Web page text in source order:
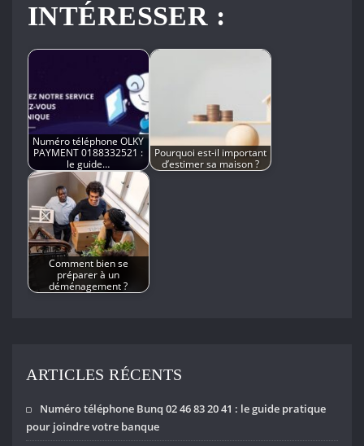
INTÉRESSER :
Numéro téléphone OLKY
PAYMENT 0188332521 :
le guide…
Pourquoi est-il important
d’estimer sa maison ?
Comment bien se
préparer à un
déménagement ?
ARTICLES RÉCENTS
Numéro téléphone Bunq 02 46 83 20 41 : le guide pratique
pour joindre votre banque